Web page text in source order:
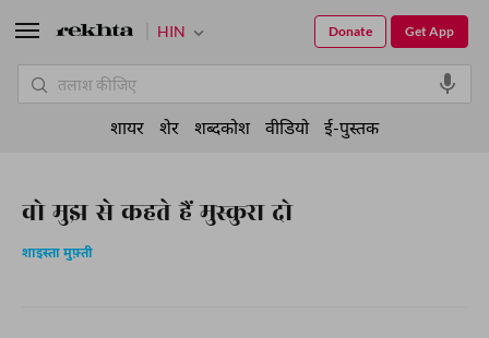
वो मुझ से कहते हैं मुस्कुरा दो
शाइस्ता मुफ़्ती
HIN Get App
Donate
शायर शेर शब्दकोश वीडियो ई-पुस्तक